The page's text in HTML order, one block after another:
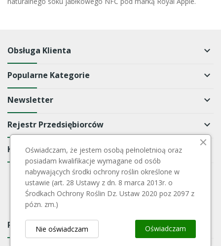
Obsługa Klienta keyboard_arrow_down
Popularne Kategorie keyboard_arrow_down
Newsletter keyboard_arrow_down
Rejestr Przedsiębiorców keyboard_arrow_down
Kontakt
Payment Block
Oświadczam, że jestem osobą pełnoletnioą oraz
posiadam kwalifikacje wymagane od osób
nabywających środki ochrony roślin określone w
ustawie (art. 28 Ustawy z dn. 8 marca 2013r. o
Środkach Ochrony Roślin Dz. Ustaw 2020 poz 2097 z
pózn. zm.)
Oświadczam
Nie oświadczam